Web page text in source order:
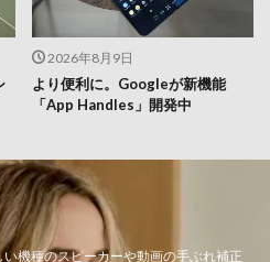
2026年8月9日
より便利に。Googleが新機能
「App Handles」開発中
機種のスピーカーや動画の手ぶれ補正